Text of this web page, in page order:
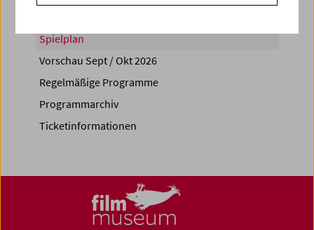
Spielplan
Vorschau Sept / Okt 2026
Regelmäßige Programme
Programmarchiv
Ticketinformationen